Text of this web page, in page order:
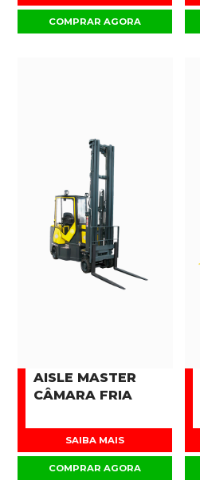
COMPRAR AGORA
AISLE MASTER
CÂMARA FRIA
SAIBA MAIS
COMPRAR AGORA